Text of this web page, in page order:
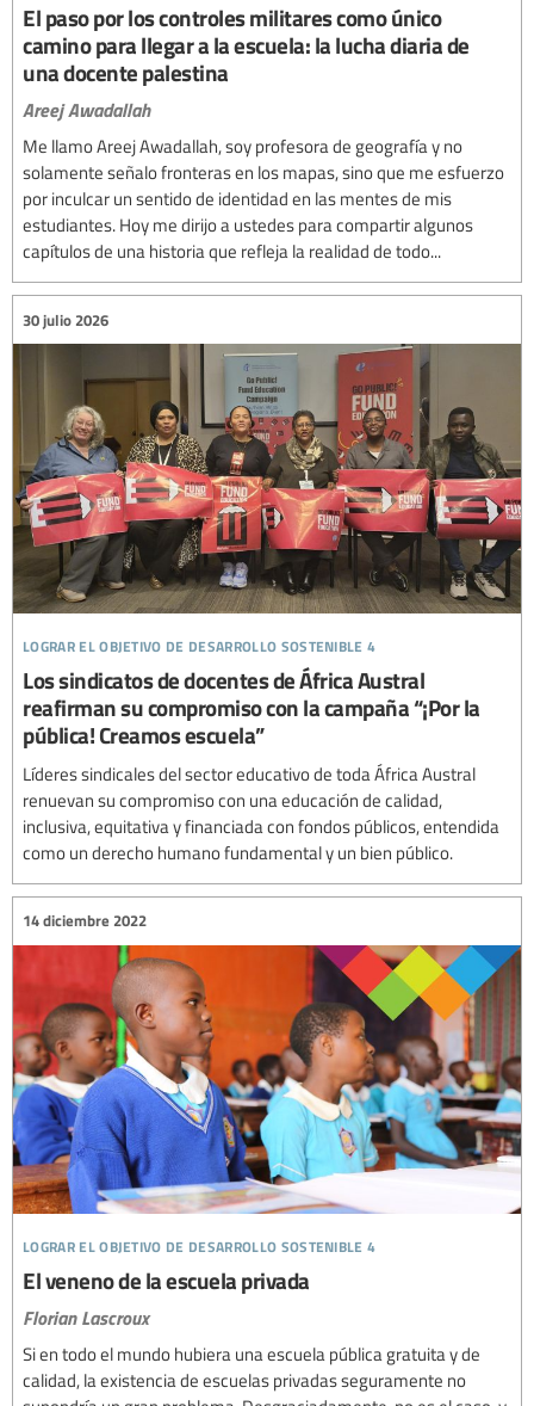
El paso por los controles militares como único
camino para llegar a la escuela: la lucha diaria de
una docente palestina
Areej Awadallah
Me llamo Areej Awadallah, soy profesora de geografía y no
solamente señalo fronteras en los mapas, sino que me esfuerzo
por inculcar un sentido de identidad en las mentes de mis
estudiantes. Hoy me dirijo a ustedes para compartir algunos
capítulos de una historia que refleja la realidad de todo...
lograr el objetivo de desarrollo sostenible 4
30 julio 2026
Los sindicatos de docentes de África Austral
reafirman su compromiso con la campaña “¡Por la
pública! Creamos escuela”
Líderes sindicales del sector educativo de toda África Austral
renuevan su compromiso con una educación de calidad,
inclusiva, equitativa y financiada con fondos públicos, entendida
como un derecho humano fundamental y un bien público.
lograr el objetivo de desarrollo sostenible 4
14 diciembre 2022
El veneno de la escuela privada
Florian Lascroux
Si en todo el mundo hubiera una escuela pública gratuita y de
calidad, la existencia de escuelas privadas seguramente no